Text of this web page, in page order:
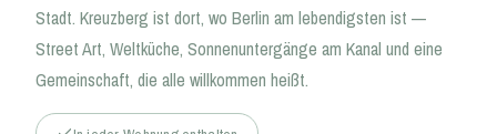
Stadt. Kreuzberg ist dort, wo Berlin am lebendigsten ist —
Street Art, Weltküche, Sonnenuntergänge am Kanal und eine
Gemeinschaft, die alle willkommen heißt.